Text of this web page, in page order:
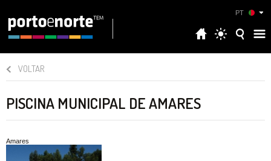
PT
VOLTAR
PISCINA MUNICIPAL DE AMARES
Amares